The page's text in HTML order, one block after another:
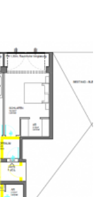
Außenwelt mit der
steht stets im